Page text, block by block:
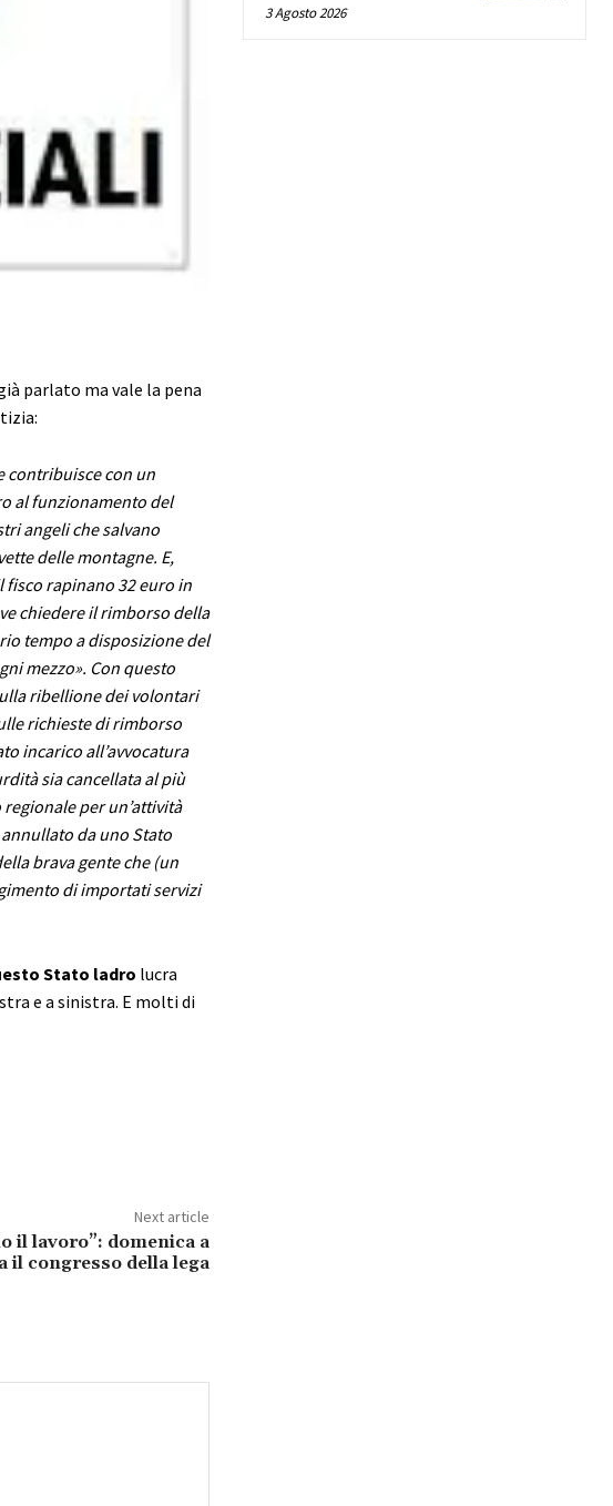
parlato ma vale la pena
contribuisce con un
al funzionamento del
angeli che salvano
delle montagne. E,
fisco rapinano 32 euro in
chiedere il rimborso della
tempo a disposizione del
mezzo». Con questo
ribellione dei volontari
richieste di rimborso
incarico all’avvocatura
sia cancellata al più
per un’attività
da uno Stato
brava gente che (un
di importati servizi
Stato ladro lucra
e a sinistra. E molti di
Next article
il lavoro”: domenica a
il congresso della lega
3 Agosto 2026